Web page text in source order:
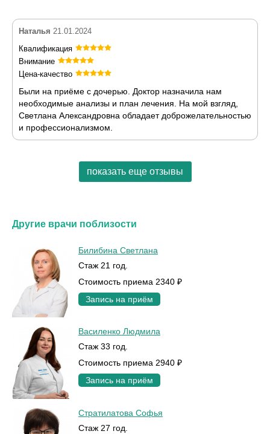
Наталья 21.01.2024
Квалификация
Внимание
Цена-качество
Были на приёме с дочерью. Доктор назначила нам
необходимые анализы и план лечения. На мой взгляд,
Светлана Александровна обладает доброжелательностью
и профессионализмом.
показать еще отзывы
Другие врачи поблизости
Билибина Светлана
Стаж 21 год.
Стоимость приема 2340 ₽
Запись на приём
Василенко Людмила
Стаж 33 год.
Стоимость приема 2940 ₽
Запись на приём
Стратилатова Софья
Стаж 27 год.